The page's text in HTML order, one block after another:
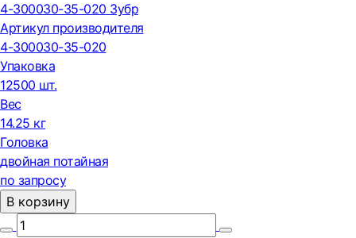
4-300030-35-020 Зубр
Артикул производителя
4-300030-35-020
Упаковка
12500 шт.
Вес
14.25 кг
Головка
двойная потайная
по запросу
В корзину